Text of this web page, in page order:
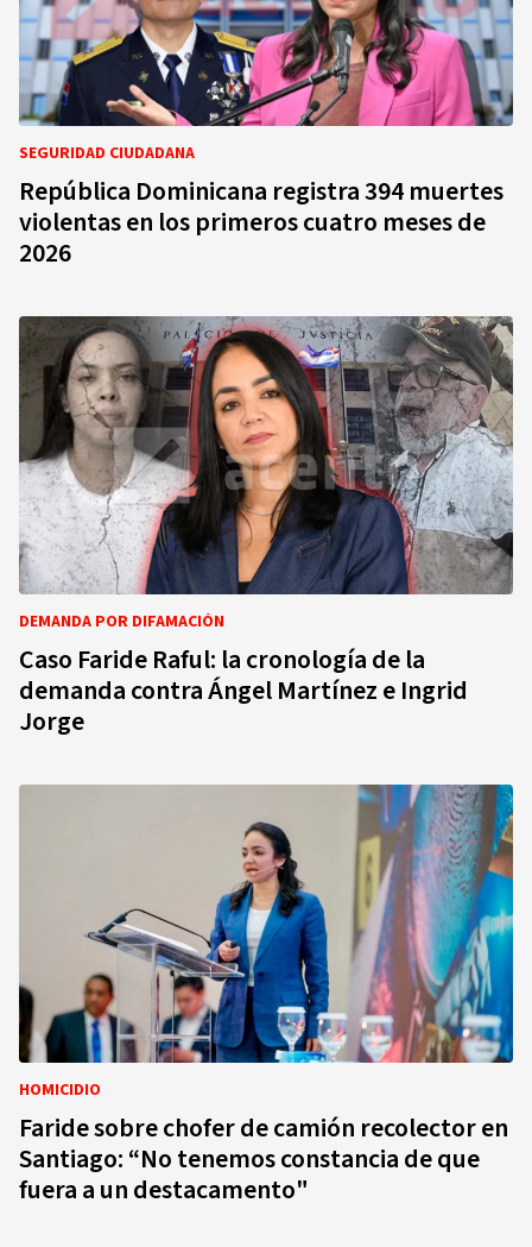
SEGURIDAD CIUDADANA
República Dominicana registra 394 muertes
violentas en los primeros cuatro meses de
2026
DEMANDA POR DIFAMACIÓN
Caso Faride Raful: la cronología de la
demanda contra Ángel Martínez e Ingrid
Jorge
HOMICIDIO
Faride sobre chofer de camión recolector en
Santiago: “No tenemos constancia de que
fuera a un destacamento"